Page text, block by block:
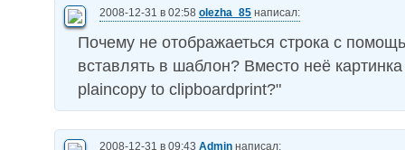
2008-12-31 в 02:58 olezha_85 написал:
Почему не отображаеться строка с
вставлять в шаблон? Вместо неё
plaincopy to clipboardprint?"
2008-12-31 в 09:43 Admin написал: